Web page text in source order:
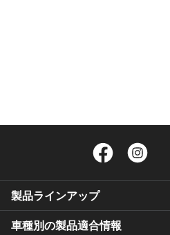
Facebook
製品ラインアップ
車種別の製品適合情報